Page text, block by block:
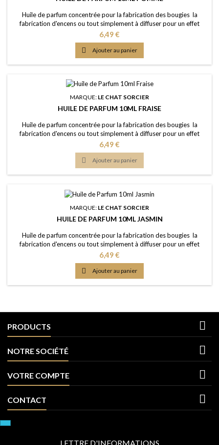
Huile de parfum concentrée pour la fabrication des bougies la
fabrication d'encens ou tout simplement à diffuser pour un effet
intense Caractère: fruité, odeur légèrement acidique, fraîcheur
estivale Point d'Eclair: &gt;61°C Couleur: Incolorée Dosage conseillé:
entre 2% et 5% Documentation: Fiche de données de sécurité
téléchargeable (lien...
Prix
6,49 €
 Ajouter au panier
MARQUE: LE CHAT SORCIER
HUILE DE PARFUM 10ML FRAISE
Huile de parfum concentrée pour la fabrication des bougies la
fabrication d'encens ou tout simplement à diffuser pour un effet
intense Caractère: fruité, sucré et extrêmement populaire Point
d'Eclair: 87°C Couleur: Presque incolorée Dosage conseillé: entre 2%
et 5% Documentation: Fiche de données de sécurité téléchargeable
(lien dessous)
Prix
6,49 €
 Ajouter au panier
MARQUE: LE CHAT SORCIER
HUILE DE PARFUM 10ML JASMIN
Huile de parfum concentrée pour la fabrication des bougies la
fabrication d'encens ou tout simplement à diffuser pour un effet
intense Caractère: un arôme floral, profond, sensuel, ensoleillé Point
d'Eclair: &gt;61°C Couleur: Jaune clair Dosage conseillé: entre 2% et
5% Documentation: Fiche de données de sécurité téléchargeable
(lien dessous)
Prix
6,49 €
 Ajouter au panier
PRODUCTS 
NOTRE SOCIÉTÉ 
VOTRE COMPTE 
CONTACT 
LETTRE D'INFORMATIONS